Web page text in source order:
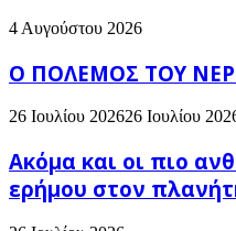
4 Αυγούστου 2026
Ο ΠΟΛΕΜΟΣ ΤΟΥ
26 Ιουλίου 202626 Ιουλίου
Ακόμα και οι πιο
ερήμου στον